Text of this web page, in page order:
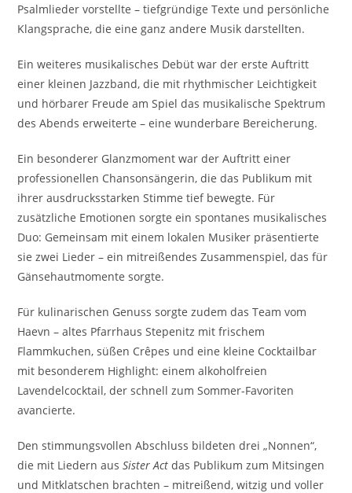
Psalmlieder vorstellte – tiefgründige Texte und persönliche
Klangsprache, die eine ganz andere Musik darstellten.
Ein weiteres musikalisches Debüt war der erste Auftritt
einer kleinen Jazzband, die mit rhythmischer Leichtigkeit
und hörbarer Freude am Spiel das musikalische Spektrum
des Abends erweiterte – eine wunderbare Bereicherung.
Ein besonderer Glanzmoment war der Auftritt einer
professionellen Chansonsängerin, die das Publikum mit
ihrer ausdrucksstarken Stimme tief bewegte. Für
zusätzliche Emotionen sorgte ein spontanes musikalisches
Duo: Gemeinsam mit einem lokalen Musiker präsentierte
sie zwei Lieder – ein mitreißendes Zusammenspiel, das für
Gänsehautmomente sorgte.
Für kulinarischen Genuss sorgte zudem das Team vom
Haevn – altes Pfarrhaus Stepenitz mit frischem
Flammkuchen, süßen Crêpes und eine kleine Cocktailbar
mit besonderem Highlight: einem alkoholfreien
Lavendelcocktail, der schnell zum Sommer-Favoriten
avancierte.
Den stimmungsvollen Abschluss bildeten drei „Nonnen“,
die mit Liedern ausSister Act das Publikum zum Mitsingen
und Mitklatschen brachten – mitreißend, witzig und voller